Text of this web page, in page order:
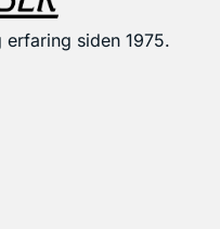
siden 1975.